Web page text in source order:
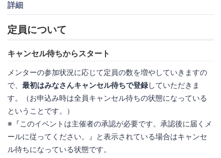
詳細
定員について
キャンセル待ちからスタート
メンターの参加状況に応じて定員の数を増やしていきますの
で、 最初はみなさんキャンセル待ちで登録していただきま
す。（お申込み時は全員キャンセル待ちの状態になっている
ということです。）
※『このイベントは主催者の承認が必要です。承認後に届くメ
ールに従ってください。』と表示されている場合はキャンセ
ル待ちになっている状態です。